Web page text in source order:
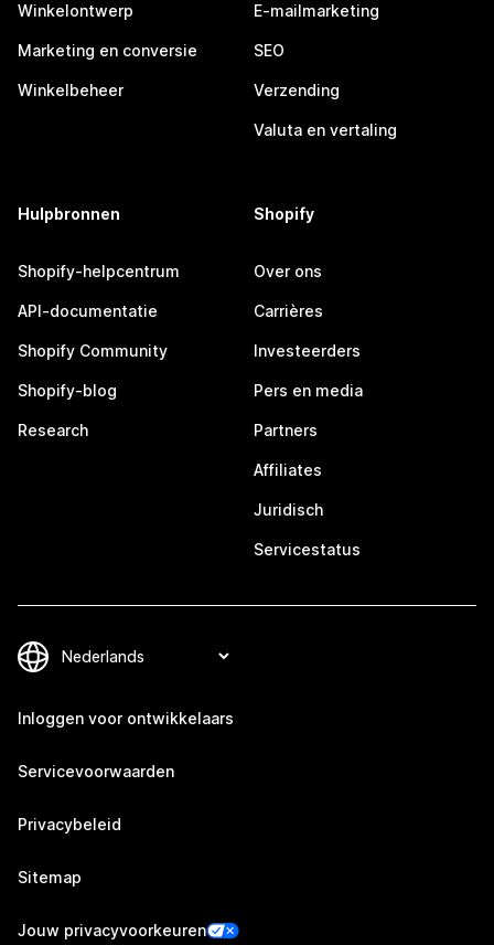
Winkelontwerp
Marketing en conversie
Winkelbeheer
E-mailmarketing
SEO
Verzending
Valuta en vertaling
Hulpbronnen
Shopify-helpcentrum
API-documentatie
Shopify Community
Shopify-blog
Research
Shopify
Over ons
Carrières
Investeerders
Pers en media
Partners
Affiliates
Juridisch
Servicestatus
Inloggen voor ontwikkelaars
Servicevoorwaarden
Privacybeleid
Sitemap
Jouw privacyvoorkeuren